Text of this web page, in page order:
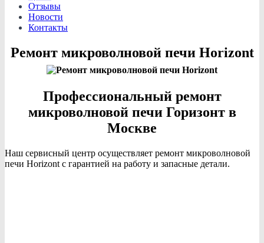
Отзывы
Новости
Контакты
Ремонт микроволновой печи Horizont
Профессиональный ремонт
микроволновой печи Горизонт в
Москве
Наш сервисный центр осуществляет ремонт микроволновой
печи Horizont с гарантией на работу и запасные детали.